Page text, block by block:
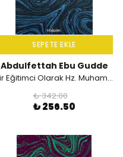
SEPETE EKLE
Abdulfettah Ebu Gudde
Bir Eğitimci Olarak Hz. Muhammed (SAS)
₺ 342.00
₺ 256.50